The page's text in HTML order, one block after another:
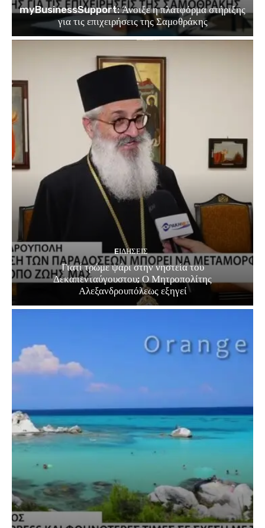
myBusinessSupport: Άνοιξε η πλατφόρμα στήριξης
για τις επιχειρήσεις της Σαμοθράκης
EΙΔΗΣΕΙΣ
Γιατί τρώμε ψάρι στην νηστεία του
Δεκαπενταύγουστου; Ο Μητροπολίτης
Αλεξανδρουπόλεως εξηγεί